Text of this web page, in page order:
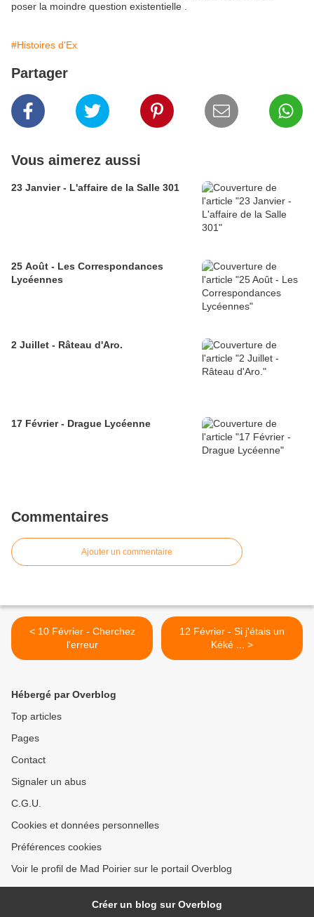
poser la moindre question existentielle .
#Histoires d'Ex
Partager
Vous aimerez aussi
23 Janvier - L'affaire de la Salle 301
25 Août - Les Correspondances
Lycéennes
2 Juillet - Râteau d'Aro.
17 Février - Drague Lycéenne
Commentaires
Ajouter un commentaire
< 10 Février - Cherchez
l'erreur
12 Février - Si j'étais un
Kéké ... >
Hébergé par Overblog
Top articles
Pages
Contact
Signaler un abus
C.G.U.
Cookies et données personnelles
Préférences cookies
Voir le profil de Mad Poirier sur le portail Overblog
Créer un blog sur Overblog